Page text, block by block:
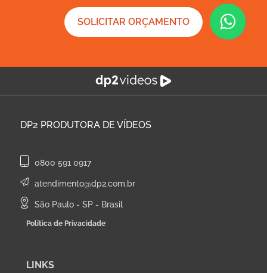
SOLICITAR ORÇAMENTO
DP2 PRODUTORA DE VÍDEOS
0800 591 0917
atendimento@dp2.com.br
São Paulo - SP - Brasil
Política de Privacidade
LINKS